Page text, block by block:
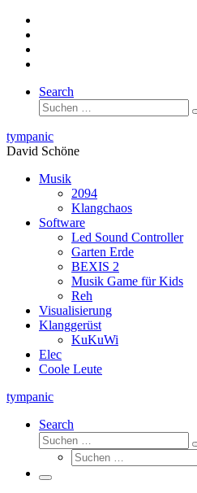
Zum
Inhalt
springen
Search
Suche
tympanic
David Schöne
Musik
2094
Klangchaos
Software
Led Sound Controller
Garten Erde
BEXIS 2
Musik Game für Kids
Reh
Visualisierung
Klanggerüst
KuKuWi
Elec
Coole Leute
tympanic
Search
Suche
Suche
Menü